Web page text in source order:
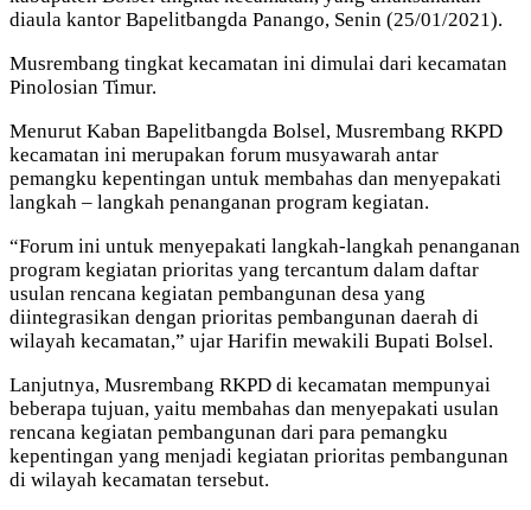
diaula kantor Bapelitbangda Panango, Senin (25/01/2021).
Musrembang tingkat kecamatan ini dimulai dari kecamatan
Pinolosian Timur.
Menurut Kaban Bapelitbangda Bolsel, Musrembang RKPD
kecamatan ini merupakan forum musyawarah antar
pemangku kepentingan untuk membahas dan menyepakati
langkah – langkah penanganan program kegiatan.
“Forum ini untuk menyepakati langkah-langkah penanganan
program kegiatan prioritas yang tercantum dalam daftar
usulan rencana kegiatan pembangunan desa yang
diintegrasikan dengan prioritas pembangunan daerah di
wilayah kecamatan,” ujar Harifin mewakili Bupati Bolsel.
Lanjutnya, Musrembang RKPD di kecamatan mempunyai
beberapa tujuan, yaitu membahas dan menyepakati usulan
rencana kegiatan pembangunan dari para pemangku
kepentingan yang menjadi kegiatan prioritas pembangunan
di wilayah kecamatan tersebut.